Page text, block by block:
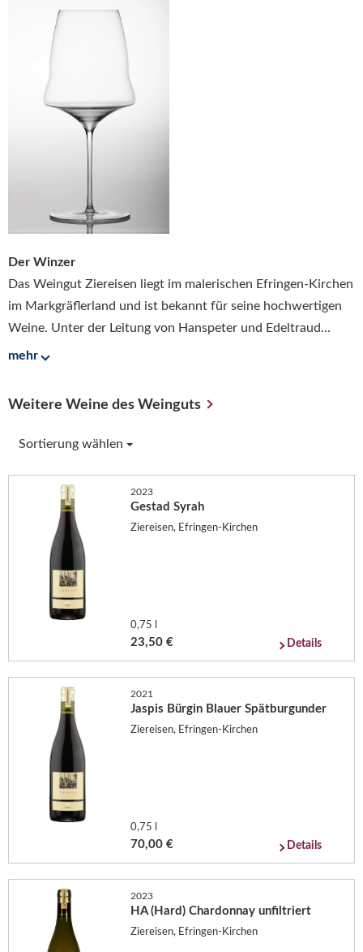
Der Winzer
Das Weingut Ziereisen liegt im malerischen Efringen-Kirchen
im Markgräflerland und ist bekannt für seine hochwertigen
Weine. Unter der Leitung von Hanspeter und Edeltraud...
mehr
Weitere Weine des Weinguts
Sortierung wählen
2023
Gestad Syrah
Ziereisen, Efringen-Kirchen
0,75 l
23,50 € Details
2021
Jaspis Bürgin Blauer Spätburgunder
Ziereisen, Efringen-Kirchen
0,75 l
70,00 € Details
2023
HA (Hard) Chardonnay unfiltriert
Ziereisen, Efringen-Kirchen